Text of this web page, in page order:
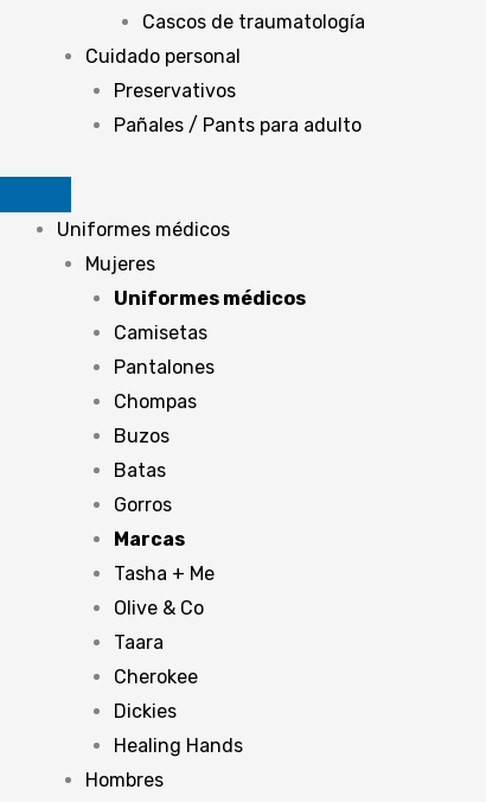
Cascos de traumatología
Cuidado personal
Preservativos
Pañales / Pants para adulto
Uniformes médicos
Mujeres
Uniformes médicos
Camisetas
Pantalones
Chompas
Buzos
Batas
Gorros
Marcas
Tasha + Me
Olive & Co
Taara
Cherokee
Dickies
Healing Hands
Hombres